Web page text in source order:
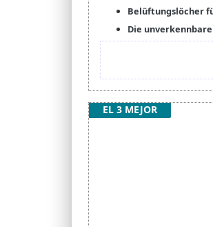
Belüftungslöcher
Die
EL 3 MEJOR